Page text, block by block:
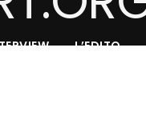
L’EDITO